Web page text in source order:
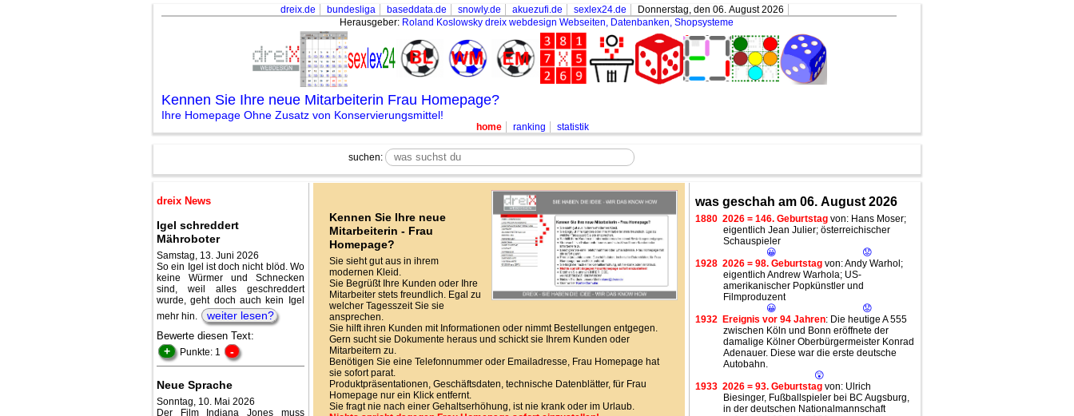
dreix.de bundesliga baseddata.de snowly.de akuezufi.de sexlex24.de
Donnerstag, den 06. August 2026
Herausgeber: Roland Koslowsky dreix webdesign Webseiten, Datenbanken, Shopsysteme
Kennen Sie Ihre neue Mitarbeiterin Frau Homepage?
Ihre Homepage Ohne Zusatz von Konservierungsmittel!
home ranking statistik
suchen:
dreix News
Igel schreddert
Mähroboter
Samstag, 13. Juni 2026
So ein Igel ist doch nicht blöd. Wo
keine Würmer und Schnecken
sind, weil alles geschreddert
wurde, geht doch auch kein Igel
mehr hin.
weiter lesen?
Bewerte diesen Text:
+ Punkte: 1 -
Neue Sprache
Sonntag, 10. Mai 2026
Der Film Indiana Jones muss
Kennen Sie Ihre neue
Mitarbeiterin - Frau
Homepage?
Sie sieht gut aus in ihrem
modernen Kleid.
Sie Begrüßt Ihre Kunden oder Ihre
Mitarbeiter stets freundlich. Egal zu
welcher Tagesszeit Sie sie
ansprechen.
Sie hilft ihren Kunden mit Informationen oder nimmt Bestellungen entgegen.
Gern sucht sie Dokumente heraus und schickt sie Ihrem Kunden oder
Mitarbeitern zu.
Benötigen Sie eine Telefonnummer oder Emailadresse, Frau Homepage hat
sie sofort parat.
Produktpräsentationen, Geschäftsdaten, technische Datenblätter, für Frau
Homepage nur ein Klick entfernt.
Sie fragt nie nach einer Gehaltserhöhung, ist nie krank oder im Urlaub.
was geschah am 06. August 2026
1880 2026 = 146. Geburtstagvon: Hans Moser;
eigentlich Jean Julier; österreichischer
Schauspieler
😀
😟
1928 2026 = 98. Geburtstagvon: Andy Warhol;
eigentlich Andrew Warhola; US-
amerikanischer Popkünstler und
Filmproduzent
😀
😟
1932 Ereignis vor 94 Jahren: Die heutige A 555
zwischen Köln und Bonn eröffnete der
damalige Kölner Oberbürgermeister Konrad
Adenauer. Diese war die erste deutsche
Autobahn.
😲
1933 2026 = 93. Geburtstagvon: Ulrich
Biesinger, Fußballspieler bei BC Augsburg,
in der deutschen Nationalmannschaft